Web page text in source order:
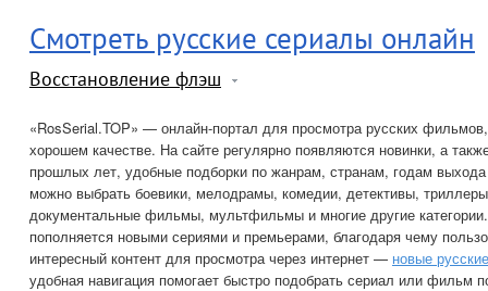
Смотреть русские сериалы онлайн
Восстановление флэш
«RosSerial.TOP» — онлайн-портал для просмотра русских
хорошем качестве. На сайте регулярно появляются новинки, а
прошлых лет, удобные подборки по жанрам, странам, годам
можно выбрать боевики, мелодрамы, комедии, детективы,
документальные фильмы, мультфильмы и многие другие
пополняется новыми сериями и премьерами, благодаря чему
интересный контент для просмотра через интернет — новые
удобная навигация помогает быстро подобрать сериал или фильм